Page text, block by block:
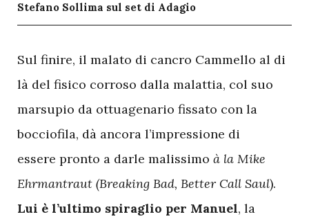
Stefano Sollima sul set di Adagio
Sul finire, il malato di cancro Cammello al di
là del fisico corroso dalla malattia, col suo
marsupio da ottuagenario fissato con la
bocciofila, dà ancora l’impressione di
essere pronto a darle malissimo à la Mike
Ehrmantraut (Breaking Bad, Better Call Saul).
Lui è l’ultimo spiraglio per Manuel, la